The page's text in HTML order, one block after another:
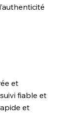
et
fiable et
et